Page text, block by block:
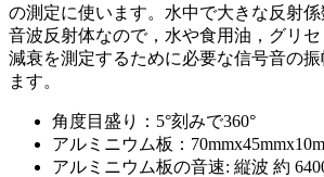
の測定に使います。水中で大きな反射
音波反射体なので，水や食用油，グリ
減衰を測定するために必要な信号音の
ます。
角度目盛り：5°刻みで360°
アルミニウム板：
アルミニウム板の音速: 縦波 約